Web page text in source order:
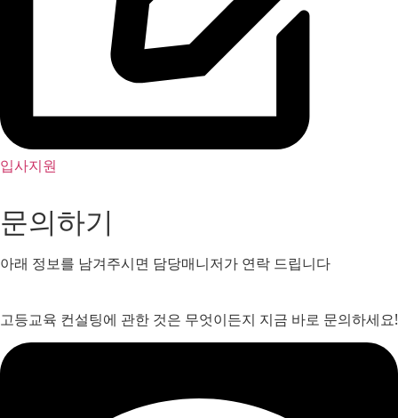
입사지원
문의하기
아래 정보를 남겨주시면 담당매니저가 연락 드립니다
고등교육 컨설팅에 관한 것은 무엇이든지 지금 바로 문의하세요!